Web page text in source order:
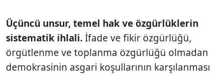
Üçüncü unsur, temel hak ve özgürlüklerin
sistematik ihlali.İfade ve fikir özgürlüğü,
örgütlenme ve toplanma özgürlüğü olmadan
demokrasinin asgari koşullarının karşılanması